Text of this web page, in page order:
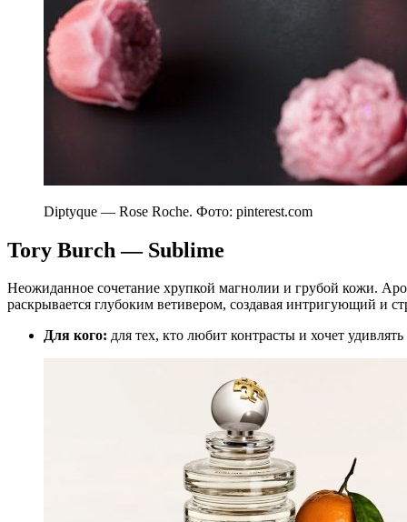
Diptyque — Rose Roche. Фото: pinterest.com
Tory Burch — Sublime
Неожиданное сочетание хрупкой магнолии и грубой кожи.
раскрывается глубоким ветивером, создавая интригующий и
Для кого: для тех, кто любит контрасты и хочет